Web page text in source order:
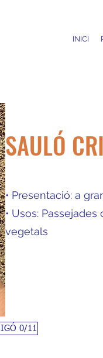
INICI
SAULÓ
• Presentació: a
• Usos:
vegetals
0/11